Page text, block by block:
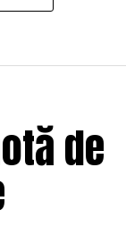
de